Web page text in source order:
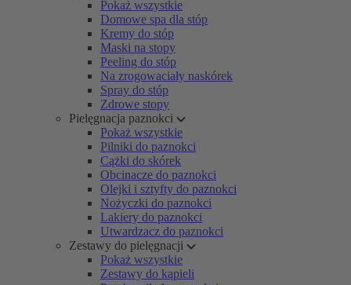
Pokaż wszystkie
Domowe spa dla stóp
Kremy do stóp
Maski na stopy
Peeling do stóp
Na zrogowaciały naskórek
Spray do stóp
Zdrowe stopy
Pielęgnacja paznokci
Pokaż wszystkie
Pilniki do paznokci
Cążki do skórek
Obcinacze do paznokci
Olejki i sztyfty do paznokci
Nożyczki do paznokci
Lakiery do paznokci
Utwardzacz do paznokci
Zestawy do pielęgnacji
Pokaż wszystkie
Zestawy do kąpieli